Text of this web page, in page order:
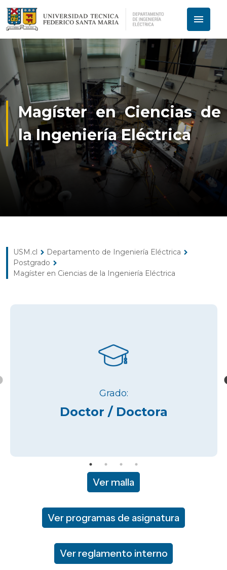
menu
Magíster en Ciencias de
la Ingeniería Eléctrica
USM.cl chevron_right Departamento de Ingeniería Eléctrica chevron_right
Postgrado chevron_right
Magíster en Ciencias de la Ingeniería Eléctrica
Grado:
Doctor / Doctora
Ver malla
Ver programas de asignatura
Ver reglamento interno